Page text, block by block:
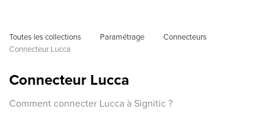
Toutes les collections Paramétrage
Connecteurs
Connecteur Lucca
Connecteur Lucca
Comment connecter Lucca à Signitic ?